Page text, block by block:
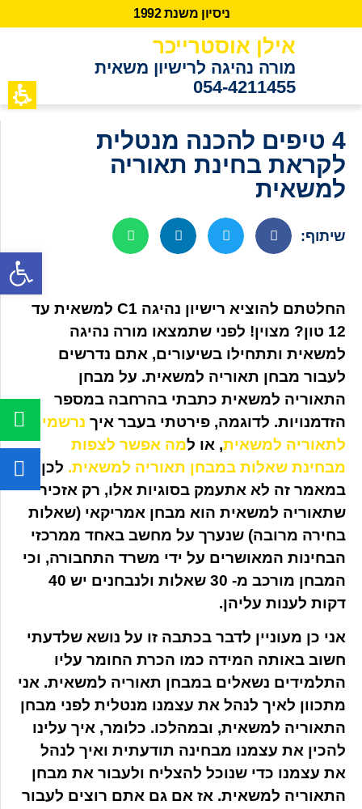
ניסיון משנת 2
9
9
1
אילן אוסטרייכר
מורה נהיגה לרישיון משאית
054-4211455
4 טיפים להכנה מנטלית
לקראת בחינת תאוריה
למשאית
שיתוף:
החלטתם להוציא רישיון נהיגה C1 למשאית עד
12 טון? מצוין! לפני שתמצאו מורה נהיגה
למשאית ותתחילו בשיעורים, אתם נדרשים
לעבור מבחן תאוריה למשאית. על מבחן
התאוריה למשאית כתבתי בהרחבה במספר
הזדמנויות. לדוגמה, פירטתי בעבר איך נרשמים
לתאוריה למשאית, או למה אפשר לצפות
מבחינת שאלות במבחן תאוריה למשאית. לכן
במאמר זה לא אתעמק בסוגיות אלו, רק אזכיר
שתאוריה למשאית הוא מבחן אמריקאי (שאלות
בחירה מרובה) שנערך על מחשב באחד ממרכזי
הבחינות המאושרים על ידי משרד התחבורה, וכי
המבחן מורכב מ- 30 שאלות ולנבחנים יש 40
דקות לענות עליהן.
אני כן מעוניין לדבר בכתבה זו על נושא שלדעתי
חשוב באותה המידה כמו הכרת החומר עליו
התלמידים נשאלים במבחן תאוריה למשאית. אני
מתכוון לאיך לנהל את עצמנו מנטלית לפני מבחן
התאוריה למשאית, ובמהלכו. כלומר, איך עלינו
להכין את עצמנו מבחינה תודעתית ואיך לנהל
את עצמנו כדי שנוכל להצליח ולעבור את מבחן
התאוריה למשאית. אז אם גם אתם רוצים לעבור
פתח סרגל נגישות